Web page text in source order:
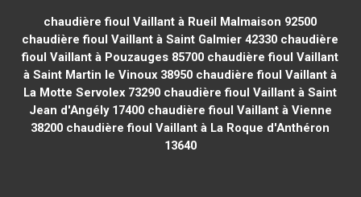
chaudière fioul Vaillant à Rueil Malmaison 92500
chaudière fioul Vaillant à Saint Galmier 42330 chaudière
fioul Vaillant à Pouzauges 85700 chaudière fioul Vaillant
à Saint Martin le Vinoux 38950 chaudière fioul Vaillant à
La Motte Servolex 73290 chaudière fioul Vaillant à Saint
Jean d'Angély 17400chaudière fioul Vaillant à Vienne
38200 chaudière fioul Vaillant à La Roque d'Anthéron
13640